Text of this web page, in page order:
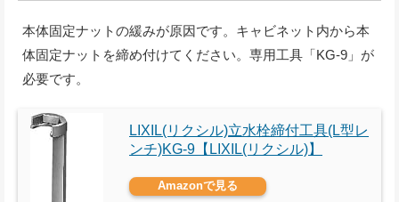
本体固定ナットの緩みが原因です。キャビネット内から本
体固定ナットを締め付けてください。専用工具「KG-9」が
必要です。
LIXIL(リクシル)立水栓締付工具(L型レ
ンチ)KG-9【LIXIL(リクシル)】
Amazonで見る